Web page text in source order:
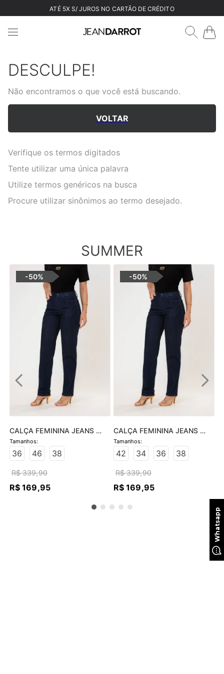
ATÉ 5X S/ JUROS NO CARTÃO DE CRÉDITO
DESCULPE!
Não encontramos o que você está buscando.
VOLTAR
Verifique os termos digitados
Tente utilizar uma única palavra
Utilize termos genéricos na busca
Procure utilizar sinônimos ao termo desejado.
SUMMER
-50%
CALÇA FEMININA JEANS
HOT PANTS SKINNY - JEANS
ESCURO
36 46 38
R$ 339,90
R$ 169,95
-50%
CALÇA FEMININA JEANS
SOFIA SKINNY - JEANS
ESCURO
42 34 36 38
R$ 339,90
R$ 169,95